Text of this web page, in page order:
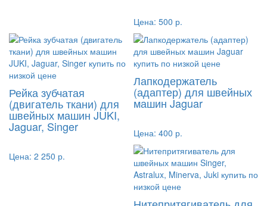
Цена: 500 р.
Рейка зубчатая
(двигатель ткани) для
швейных машин JUKI,
Jaguar, Singer
Цена: 2 250 р.
Лапкодержатель
(адаптер) для швейных
машин Jaguar
Цена: 400 р.